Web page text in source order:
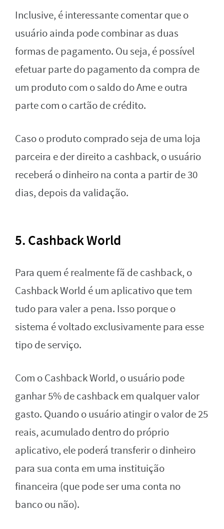
Inclusive, é interessante comentar que o
usuário ainda pode combinar as duas
formas de pagamento. Ou seja, é possível
efetuar parte do pagamento da compra de
um produto com o saldo do Ame e outra
parte com o cartão de crédito.
Caso o produto comprado seja de uma loja
parceira e der direito a cashback, o usuário
receberá o dinheiro na conta a partir de 30
dias, depois da validação.
5. Cashback World
Para quem é realmente fã de cashback, o
Cashback World é um aplicativo que tem
tudo para valer a pena. Isso porque o
sistema é voltado exclusivamente para esse
tipo de serviço.
Com o Cashback World, o usuário pode
ganhar 5% de cashback em qualquer valor
gasto. Quando o usuário atingir o valor de 25
reais, acumulado dentro do próprio
aplicativo, ele poderá transferir o dinheiro
para sua conta em uma instituição
financeira (que pode ser uma conta no
banco ou não).